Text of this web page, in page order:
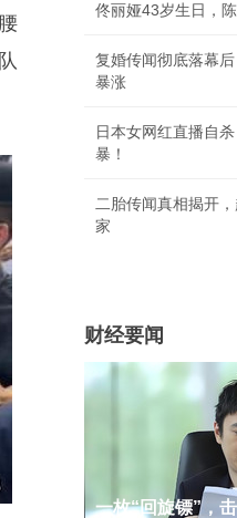
佟丽娅43岁生日，
复婚传闻彻底落幕
暴涨
日本女网红直播自
暴！
二胎传闻真相揭开
家
财经要闻
一枚“回旋镖”，